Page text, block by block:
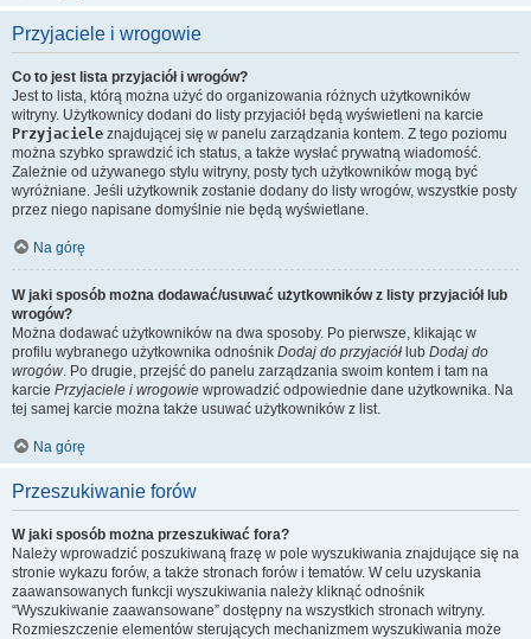
Przyjaciele i wrogowie
Co to jest lista przyjaciół i wrogów?
Jest to lista, którą można użyć do organizowania różnych użytkowników
witryny. Użytkownicy dodani do listy przyjaciół będą wyświetleni na karcie
Przyjaciele znajdującej się w panelu zarządzania kontem. Z tego poziomu
można szybko sprawdzić ich status, a także wysłać prywatną wiadomość.
Zależnie od używanego stylu witryny, posty tych użytkowników mogą być
wyróżniane. Jeśli użytkownik zostanie dodany do listy wrogów, wszystkie posty
przez niego napisane domyślnie nie będą wyświetlane.
Na górę
W jaki sposób można dodawać/usuwać użytkowników z listy przyjaciół lub
wrogów?
Można dodawać użytkowników na dwa sposoby. Po pierwsze, klikając w
profilu wybranego użytkownika odnośnik Dodaj do przyjaciół lub Dodaj do
wrogów. Po drugie, przejść do panelu zarządzania swoim kontem i tam na
karcie Przyjaciele i wrogowie wprowadzić odpowiednie dane użytkownika. Na
tej samej karcie można także usuwać użytkowników z list.
Na górę
Przeszukiwanie forów
W jaki sposób można przeszukiwać fora?
Należy wprowadzić poszukiwaną frazę w pole wyszukiwania znajdujące się na
stronie wykazu forów, a także stronach forów i tematów. W celu uzyskania
zaawansowanych funkcji wyszukiwania należy kliknąć odnośnik
“Wyszukiwanie zaawansowane” dostępny na wszystkich stronach witryny.
Rozmieszczenie elementów sterujących mechanizmem wyszukiwania może